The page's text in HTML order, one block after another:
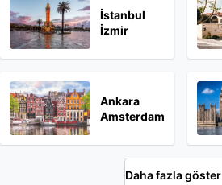
İstanbul
İzmir
Ankara
Amsterdam
Daha fazla göster